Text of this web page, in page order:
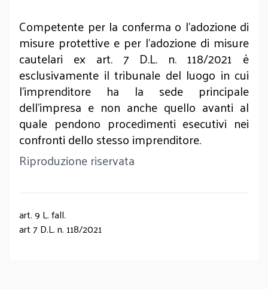
Competente per la conferma o l’adozione di
misure protettive e per l’adozione di misure
cautelari ex art. 7 D.L. n. 118/2021 è
esclusivamente il tribunale del luogo in cui
l’imprenditore ha la sede principale
dell’impresa e non anche quello avanti al
quale pendono procedimenti esecutivi nei
confronti dello stesso imprenditore.
Riproduzione riservata
art. 9 L. fall.
art 7 D.L. n. 118/2021